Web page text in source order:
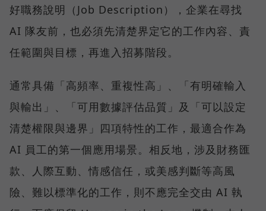
好職務說明（Job Description），企業在尋找
AI 隊友前，也必須先清楚界定它的工作內容、責
任範圍與目標，再進入招募階段。
通常具備「高頻率、重複性高」、「有明確輸入
與輸出」、「可用數據評估品質」及「可以設定
清楚權限與邊界」四項特性的工作，最適合作為
AI 員工的第一個應用場景。相反地，涉及財務匯
款、人際互動、情感信任，或美感判斷等高風
險、難以標準化的工作，則不應完全交由 AI 執